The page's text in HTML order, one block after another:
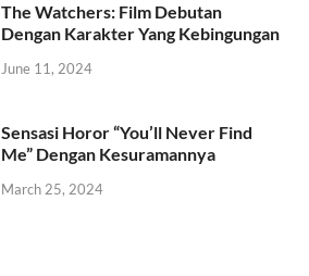
The Watchers: Film Debutan
Dengan Karakter Yang Kebingungan
June 11, 2024
Sensasi Horor “You’ll Never Find
Me” Dengan Kesuramannya
March 25, 2024